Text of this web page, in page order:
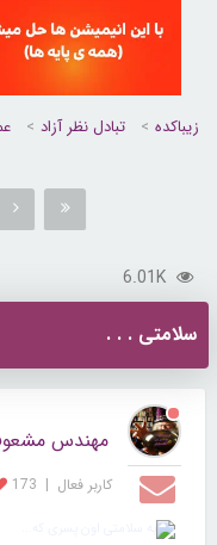
زیباکده تبادل نظر آزاد
6.01K
سلامتی . . .
مهندس
کاربر فعال |
173